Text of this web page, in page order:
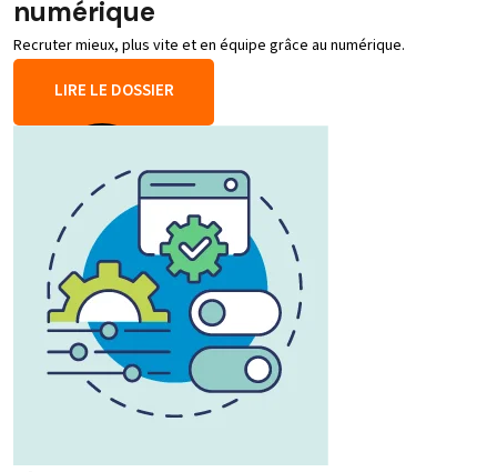
numérique
Recruter mieux, plus vite et en équipe grâce au numérique.
LIRE LE DOSSIER